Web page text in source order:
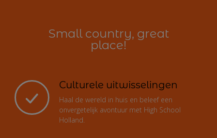
Small country, great
place!
Culturele uitwisselingen
Haal de wereld in huis en beleef een
onvergetelijk avontuur met High School
Holland.